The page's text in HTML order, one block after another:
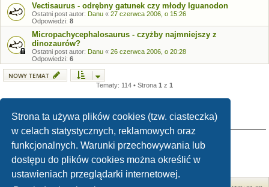
Strona ta używa plików cookies (tzw. ciasteczka)
w celach statystycznych, reklamowych oraz
funkcjonalnych. Warunki przechowywania lub
dostępu do plików cookies można określić w
ustawieniach przeglądarki internetowej.
Vectisaurus - odrębny gatunek czy młody Iguanodon
Ostatni post autor: Danu « 27 czerwca 2006, o 15:26
Odpowiedzi: 8
Micropachycephalosaurus - czyżby najmniejszy z
dinozaurów?
Ostatni post autor: Danu « 26 czerwca 2006, o 20:28
Odpowiedzi: 6
NOWY TEMAT
Tematy: 114 • Strona 1 z 1
Nie możesztworzyć nowych tematów
Nie możeszodpowiadać w tematach
Nie możesz
zmieniać swoich postów
Nie możeszusuwać swoich postów
Nie możesz
dodawać załączników